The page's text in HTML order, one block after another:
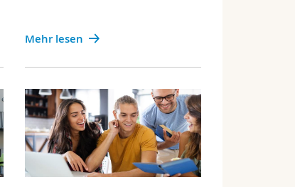
Mehr lesen